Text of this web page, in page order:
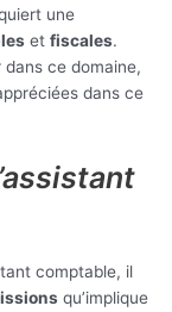
une
et fiscales.
ce domaine,
dans ce
comptable, il
qu’implique